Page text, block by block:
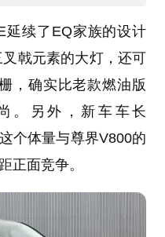
延续了EQ家族的设计
戟元素的大灯，还可
，确实比老款燃油版
。另外，新车车长
个体量与尊界V800的
正面竞争。